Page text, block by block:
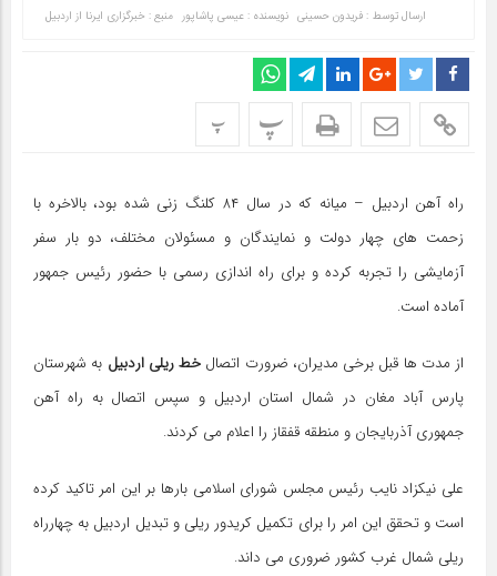
ارسال توسط : فریدون حسینی نویسنده : عیسی پاشاپور منبع : خبرگزاری ایرنا از اردبیل
پ پ
راه آهن اردبیل – میانه که در سال ۸۴ کلنگ زنی شده بود، بالاخره با
زحمت های چهار دولت و نمایندگان و مسئولان مختلف، دو بار سفر
آزمایشی را تجربه کرده و برای راه اندازی رسمی با حضور رئیس جمهور
آماده است.
از مدت ها قبل برخی مدیران، ضرورت اتصال خط ریلی اردبیل به شهرستان
پارس آباد مغان در شمال استان اردبیل و سپس اتصال به راه آهن
جمهوری آذربایجان و منطقه قفقاز را اعلام می کردند.
علی نیکزاد نایب رئیس مجلس شورای اسلامی بارها بر این امر تاکید کرده
است و تحقق این امر را برای تکمیل کریدور ریلی و تبدیل اردبیل به چهارراه
ریلی شمال غرب کشور ضروری می داند.